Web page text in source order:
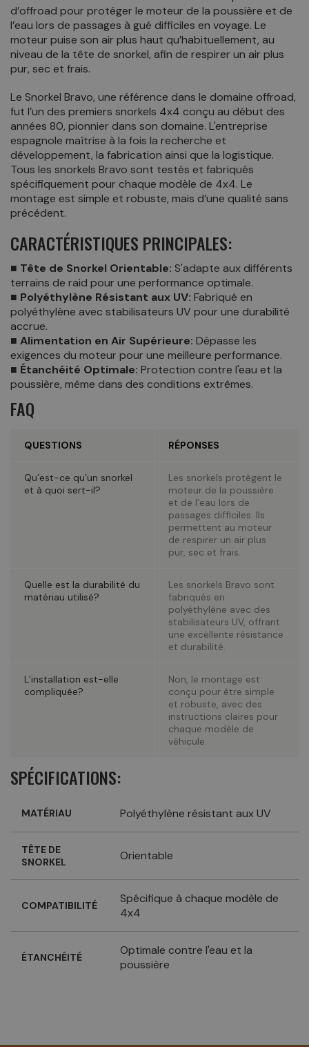
d’offroad pour protéger le moteur de la poussière et de
l’eau lors de passages à gué difficiles en voyage. Le
moteur puise son air plus haut qu’habituellement, au
niveau de la tête de snorkel, afin de respirer un air plus
pur, sec et frais.
Le Snorkel Bravo, une référence dans le domaine offroad,
fut l’un des premiers snorkels 4x4 conçu au début des
années 80, pionnier dans son domaine. L'entreprise
espagnole maîtrise à la fois la recherche et
développement, la fabrication ainsi que la logistique.
Tous les snorkels Bravo sont testés et fabriqués
spécifiquement pour chaque modèle de 4x4. Le
montage est simple et robuste, mais d’une qualité sans
précédent.
CARACTÉRISTIQUES PRINCIPALES:
■ Tête de Snorkel Orientable: S'adapte aux différents
terrains de raid pour une performance optimale.
■ Polyéthylène Résistant aux UV: Fabriqué en
polyéthylène avec stabilisateurs UV pour une durabilité
accrue.
■ Alimentation en Air Supérieure: Dépasse les
exigences du moteur pour une meilleure performance.
■ Étanchéité Optimale: Protection contre l'eau et la
poussière, même dans des conditions extrêmes.
FAQ
QUESTIONS RÉPONSES
Qu’est-ce qu’un snorkel
et à quoi sert-il?
Les snorkels protègent le
moteur de la poussière
et de l’eau lors de
passages difficiles. Ils
permettent au moteur
de respirer un air plus
pur, sec et frais.
Quelle est la durabilité du
matériau utilisé?
Les snorkels Bravo sont
fabriqués en
polyéthylène avec des
stabilisateurs UV, offrant
une excellente résistance
et durabilité.
L’installation est-elle
compliquée?
Non, le montage est
conçu pour être simple
et robuste, avec des
instructions claires pour
chaque modèle de
véhicule.
SPÉCIFICATIONS:
MATÉRIAU Polyéthylène résistant aux UV
TÊTE DE
SNORKEL
Orientable
COMPATIBILITÉ
Spécifique à chaque modèle de
4x4
ÉTANCHÉITÉ
Optimale contre l'eau et la
poussière